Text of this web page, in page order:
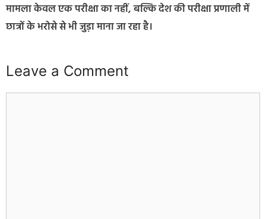
मामला केवल एक परीक्षा का नहीं, बल्कि देश की परीक्षा प्रणाली में
छात्रों के भरोसे से भी जुड़ा माना जा रहा है।
Leave a Comment